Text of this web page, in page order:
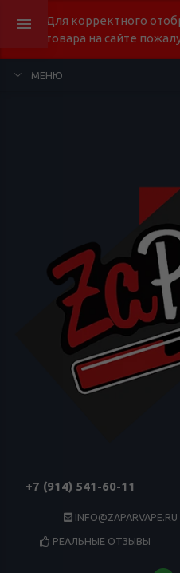
Для корректного
товара на сайте
МЕНЮ
+7 (914) 541-60-11
INFO@ZAPARVAPE.RU
РЕАЛЬНЫЕ ОТЗЫВЫ